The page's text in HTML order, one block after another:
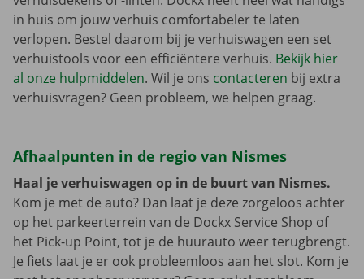
in huis om jouw verhuis comfortabeler te laten
verlopen. Bestel daarom bij je verhuiswagen een set
verhuistools voor een efficiëntere verhuis. Bekijk hier
al onze hulpmiddelen. Wil je ons contacteren bij extra
verhuisvragen? Geen probleem, we helpen graag.
Afhaalpunten in de regio van Nismes
Haal je verhuiswagen op in de buurt van Nismes.
Kom je met de auto? Dan laat je deze zorgeloos achter
op het parkeerterrein van de Dockx Service Shop of
het Pick-up Point, tot je de huurauto weer terugbrengt.
Je fiets laat je er ook probleemloos aan het slot. Kom je